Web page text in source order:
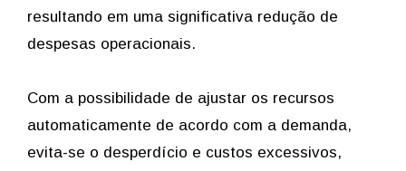
resultando em uma significativa redução de
despesas operacionais.
Com a possibilidade de ajustar os recursos
automaticamente de acordo com a demanda,
evita-se o desperdício e custos excessivos,